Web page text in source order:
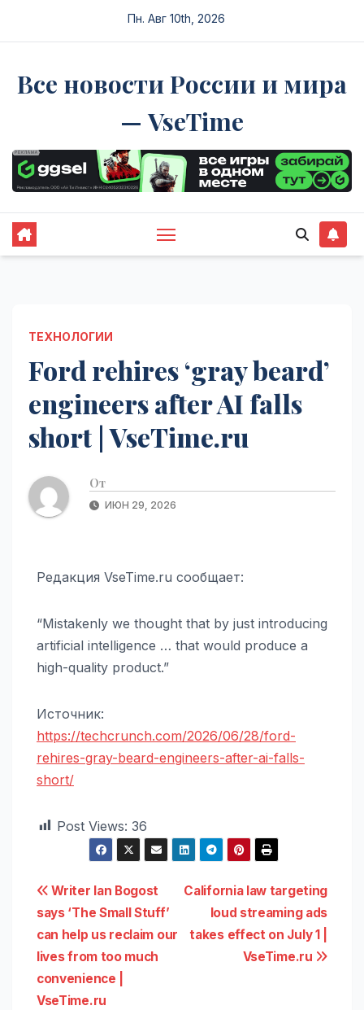
Пн. Авг 10th, 2026
Все новости России и мира
— VseTime
ТЕХНОЛОГИИ
Ford rehires ‘gray beard’
engineers after AI falls
short | VseTime.ru
От
ИЮН 29, 2026
Редакция VseTime.ru сообщает:
“Mistakenly we thought that by just introducing
artificial intelligence … that would produce a
high-quality product.”
Источник:
https://techcrunch.com/2026/06/28/ford-
rehires-gray-beard-engineers-after-ai-falls-
short/
Post Views: 36
Навигация
по
записям
California law targeting
loud streaming ads
takes effect on July 1 |
VseTime.ru
Writer Ian Bogost
says ‘The Small Stuff’
can help us reclaim our
lives from too much
convenience |
VseTime.ru